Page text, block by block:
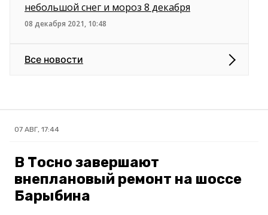
небольшой снег и мороз 8 декабря
08 декабря 2021, 10:48
Все новости
07 АВГ, 17:44
В Тосно завершают
внеплановый ремонт на шоссе
Барыбина